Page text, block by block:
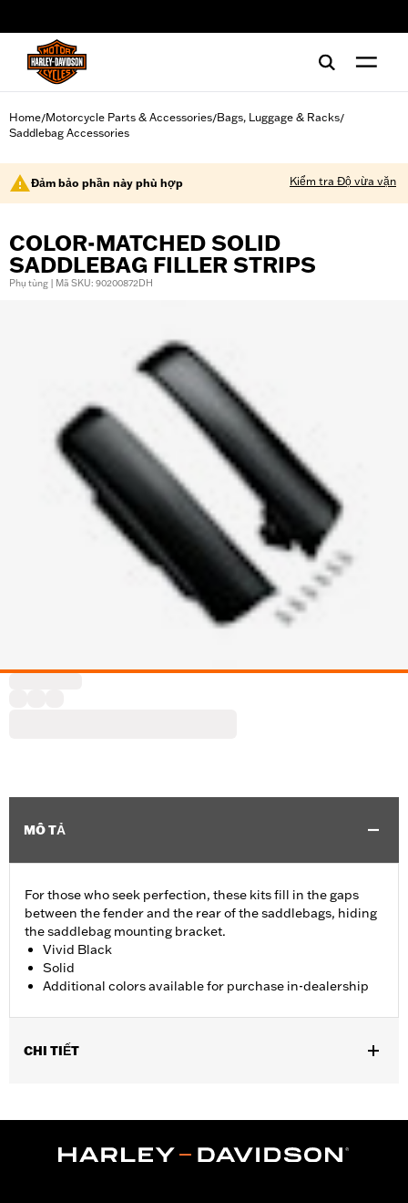
Home/Motorcycle Parts & Accessories/Bags, Luggage & Racks/
Saddlebag Accessories
Đảm bảo phần này phù hợp Kiểm tra Độ vừa vặn
COLOR-MATCHED SOLID
SADDLEBAG FILLER STRIPS
Phụ tùng | Mã SKU: 90200872DH
MÔ TẢ
For those who seek perfection, these kits fill in the gaps
between the fender and the rear of the saddlebags, hiding
the saddlebag mounting bracket.
Vivid Black
Solid
Additional colors available for purchase in-dealership
CHI TIẾT
Installation Instructions